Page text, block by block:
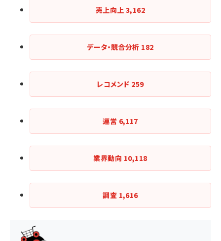
売上向上 3,162
データ・競合分析 182
レコメンド 259
運営 6,117
業界動向 10,118
調査 1,616